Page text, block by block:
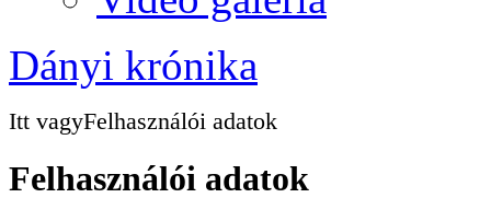
Dányi krónika
Itt vagyFelhasználói adatok
Felhasználói adatok